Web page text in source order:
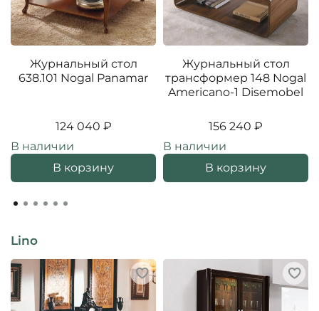
Журнальный стол
638.101 Nogal Panamar
124 040 ₽
В наличии
В корзину
Журнальный стол
трансформер 148 Nogal
Americano-1 Disemobel
156 240 ₽
В наличии
В корзину
Lino